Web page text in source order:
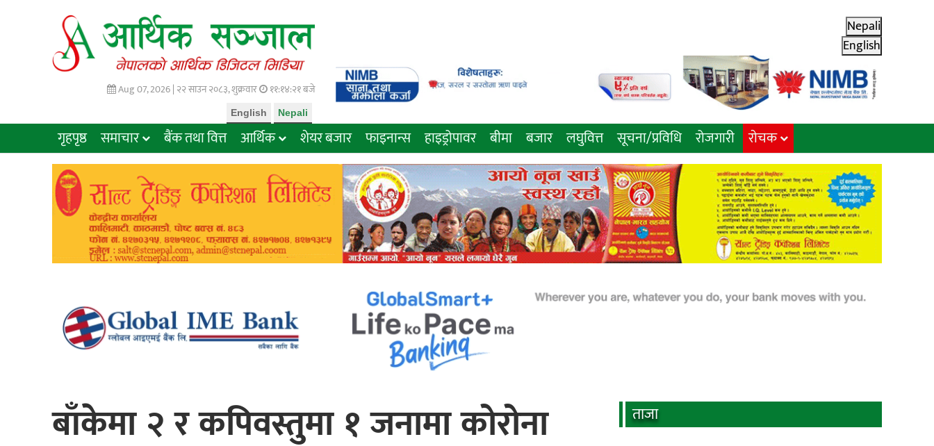
Aug 07, 2026 | २२ साउन २०८३, शुक्रवार ११:१४:२२ बजे
Nepali
English
Nepali
English
गृहपृष्ठ समाचार बैंक तथा वित्त आर्थिक शेयर बजार फाइनान्स हाइड्रोपावर बीमा बजार लघुवित्त सूचना/प्रविधि रोजगारी राेचक
बाँकेमा २ र कपिवस्तुमा १ जनामा कोरोना
ताजा